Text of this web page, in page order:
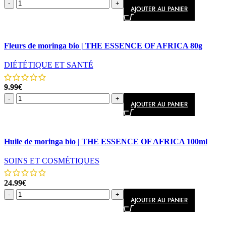
- +
AJOUTER AU PANIER
Aperçu rapide
Fleurs de moringa bio | THE ESSENCE OF AFRICA 80g
DIÉTÉTIQUE ET SANTÉ
9.99€
- +
AJOUTER AU PANIER
Aperçu rapide
Huile de moringa bio | THE ESSENCE OF AFRICA 100ml
SOINS ET COSMÉTIQUES
24.99€
- +
AJOUTER AU PANIER